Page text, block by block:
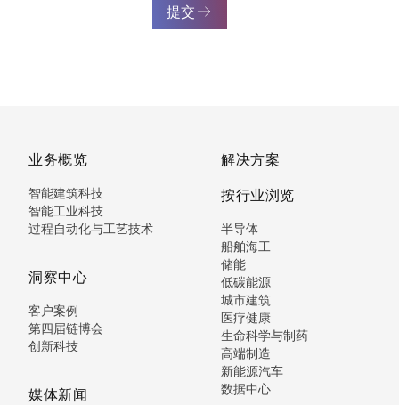
提交
业务概览
智能建筑科技
智能工业科技
过程自动化与工艺技术
洞察中心
客户案例
第四届链博会
创新科技
媒体新闻
解决方案
按行业浏览
半导体
船舶海工
储能
低碳能源
城市建筑
医疗健康
生命科学与制药
高端制造
新能源汽车
数据中心